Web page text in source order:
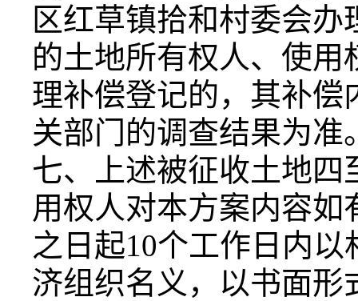
区红草镇拾和村委会
的土地所有权人、使
理补偿登记的，其补偿
关部门的调查结果为准
七、上述被征收土地
用权人对本方案内容
之日起10个工作日内
济组织名义，以书面形